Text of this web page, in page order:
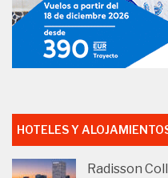
HOTELES Y
Radisson